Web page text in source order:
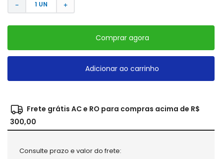
＋
－
Comprar agora
Adicionar ao carrinho
Frete grátis AC e RO para compras acima de R$
300,00
Consulte prazo e valor do frete: